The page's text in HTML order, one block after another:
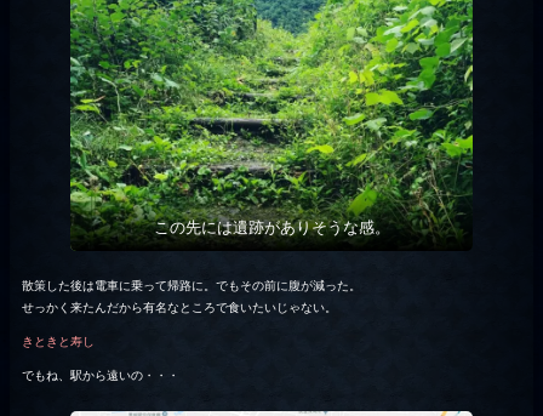
この先には遺跡がありそうな感。
散策した後は電車に乗って帰路に。でもその前に腹が減った。
せっかく来たんだから有名なところで食いたいじゃない。
きときと寿し
でもね、駅から遠いの・・・